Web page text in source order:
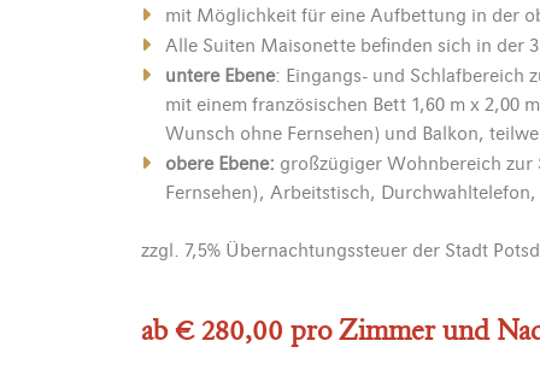
mit Möglichkeit für eine Aufbettung in der
Alle Suiten Maisonette befinden sich in der
untere Ebene: Eingangs- und Schlafbereich
mit einem französischen Bett 1,60 m x 2,00
Wunsch ohne Fernsehen) und Balkon,
obere Ebene: großzügiger Wohnbereich zur
Fernsehen), Arbeitstisch,
zzgl. 7,5% Übernachtungssteuer der Stadt
ab € 280,00 pro Zimmer und